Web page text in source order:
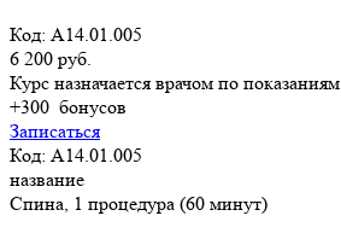
Код: A14.01.005
6 200 руб.
Курс назначается врачом по показаниям
+300 бонусов
Записаться
Код: A14.01.005
название
Спина, 1 процедура (60 минут)